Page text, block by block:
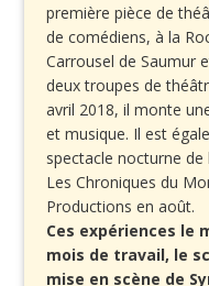
première pièce de
de comédiens, à la
Carrousel de Saumur
deux troupes de
avril 2018, il monte
et musique. Il est
spectacle nocturne
Les Chroniques du
Productions en août.
Ces expériences le
mois de travail, le
mise en scène de